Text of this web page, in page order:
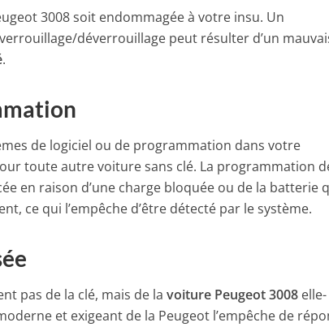
3008 soit endommagée à votre insu. Un
déverrouillage peut résulter d’un
.
de logiciel ou de programmation dans votre
toute autre voiture sans clé. La programmation
en raison d’une charge bloquée ou de la batterie
ce qui l’empêche d’être détecté par le système.
pas de la clé, mais de lavoiture Peugeot 3008 elle-
et exigeant de la Peugeot l’empêche de